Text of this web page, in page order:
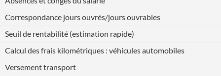
Correspondance jours ouvrés/jours ouvrables
Seuil de rentabilité (estimation rapide)
Calcul des frais kilométriques : véhicules automobiles
Versement transport